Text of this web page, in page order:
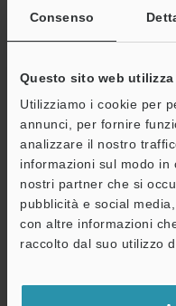
Consenso
Questo sito web
Utilizziamo i cookie per
annunci, per fornire
analizzare il nostro
informazioni sul modo
nostri partner che si
pubblicità e social
con altre informazioni
raccolto dal suo utilizzo
Se ha già effettuato la
sotto e clicchi su
Indirizzo e-mail
Continua
Privacy garantita al 100%